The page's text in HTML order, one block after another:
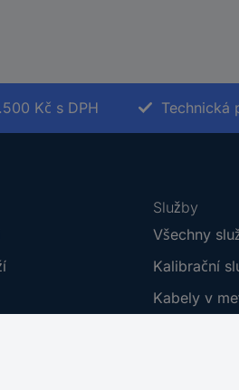
Kč s DPH Technická
Služby
Všechny
Kalibrační
Kabely v